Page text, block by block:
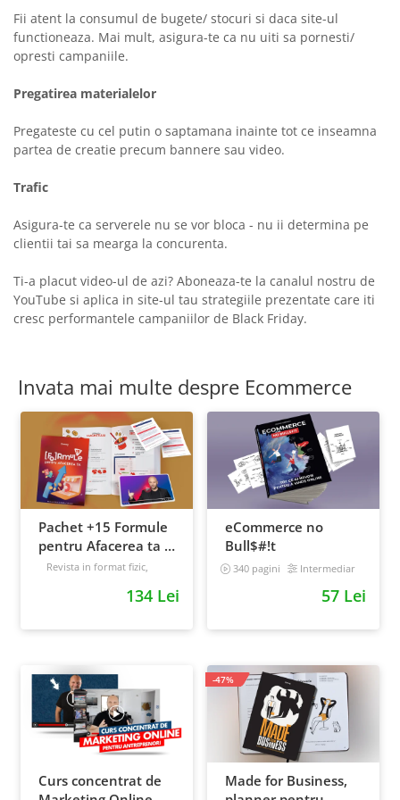
Fii atent la consumul de bugete/ stocuri si daca site-ul
functioneaza. Mai mult, asigura-te ca nu uiti sa pornesti/
opresti campaniile.
Pregatirea materialelor
Pregateste cu cel putin o saptamana inainte tot ce inseamna
partea de creatie precum bannere sau video.
Trafic
Asigura-te ca serverele nu se vor bloca - nu ii determina pe
clientii tai sa mearga la concurenta.
Ti-a placut video-ul de azi? Aboneaza-te la canalul nostru de
YouTube si aplica in site-ul tau strategiile prezentate care iti
cresc performantele campaniilor de Black Friday.
Invata mai multe despre Ecommerce
Pachet +15 Formule
pentru Afacerea ta +
Prompt-uri dedicate
Revista in format fizic,
134 Lei
eCommerce no
Bull$#!t
340 pagini Intermediar
57 Lei
Curs concentrat de
Made for Business,
-47%